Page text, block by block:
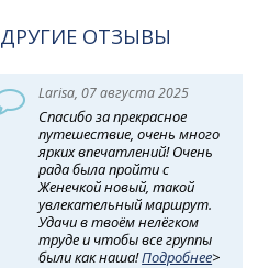
ДРУГИЕ ОТЗЫВЫ
Larisa, 07 августа 2025
Спасибо за прекрасное
путешествие, очень много
ярких впечатлений! Очень
рада была пройти с
Женечкой новый, такой
увлекательный маршрут.
Удачи в твоём нелёгком
труде и чтобы все группы
были как наша!Подробнее>